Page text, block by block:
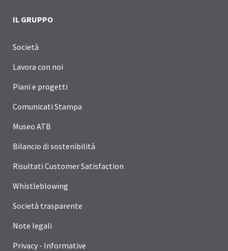
IL GRUPPO
Società
Lavora con noi
Piani e progetti
Comunicati Stampa
Museo ATB
Bilancio di sostenibilità
Risultati Customer Satisfaction
Whistleblowing
Società trasparente
Note legali
Privacy - Informative